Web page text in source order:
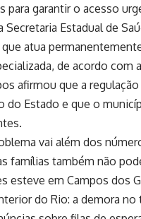
para garantir o acesso
Secretaria Estadual de
atua
de acordo com
afirmou que a
do Estado e que o
vai além dos
famílias também não
esteve em Campos dos
do Rio: a demora